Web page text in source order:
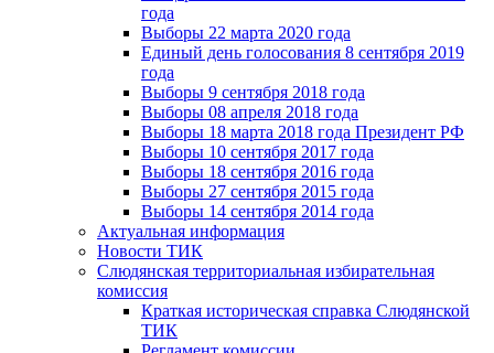
года
Выборы 22 марта 2020 года
Единый день голосования 8 сентября 2019
года
Выборы 9 сентября 2018 года
Выборы 08 апреля 2018 года
Выборы 18 марта 2018 года Президент РФ
Выборы 10 сентября 2017 года
Выборы 18 сентября 2016 года
Выборы 27 сентября 2015 года
Выборы 14 сентября 2014 года
Актуальная информация
Новости ТИК
Слюдянская территориальная избирательная
комиссия
Краткая историческая справка Слюдянской
ТИК